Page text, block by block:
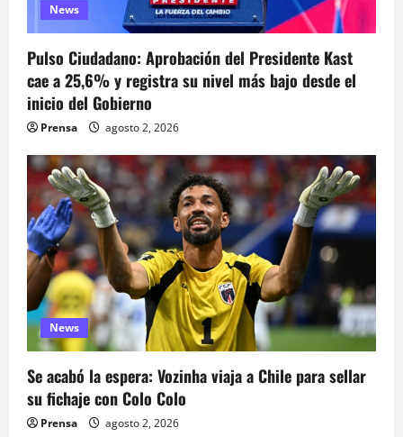
e
n
t
r
a
d
a
s
News
Pulso Ciudadano: Aprobación del Presidente Kast
cae a 25,6% y registra su nivel más bajo desde el
inicio del Gobierno
Prensa agosto 2, 2026
News
Se acabó la espera: Vozinha viaja a Chile para sellar
su fichaje con Colo Colo
Prensa agosto 2, 2026